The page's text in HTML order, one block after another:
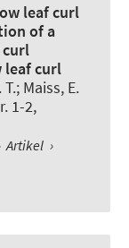
leaf curl
of a
curl
leaf curl
Maiss, E.
1-2,
Artikel ›